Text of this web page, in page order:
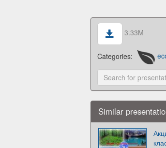
3.33M
Categories:
Similar